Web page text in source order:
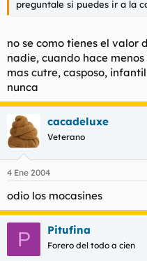
preguntale si puedes ir a la
no se como tienes el valor
nadie, cuando hace
mas cutre, casposo,
nunca
cacadeluxe
Veterano
4 Ene 2004
odio los mocasines
P Pitufina
Forero del todo a cien